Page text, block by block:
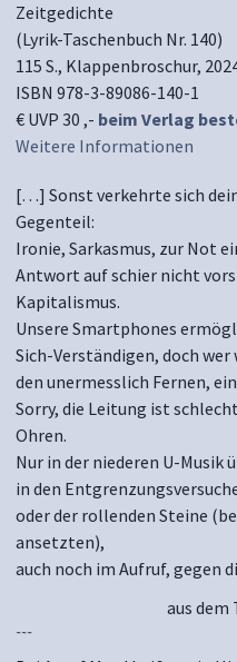
Zeitgedichte
(Lyrik-Taschenbuch Nr. 140)
115 S., Klappenbroschur,
ISBN 978-3-89086-140-1
€ UVP 30 ,- beim Verlag
Weitere Informationen
[…] Sonst verkehrte sich
Gegenteil:
Ironie, Sarkasmus, zur Not
Antwort auf schier nicht
Kapitalismus.
Unsere Smartphones
Sich-Verständigen, doch wer
den unermesslich Fernen,
Sorry, die Leitung ist
Ohren.
Nur in der niederen U-Musik
in den
oder der rollenden Steine
ansetzten),
auch noch im Aufruf, gegen
aus
~~~